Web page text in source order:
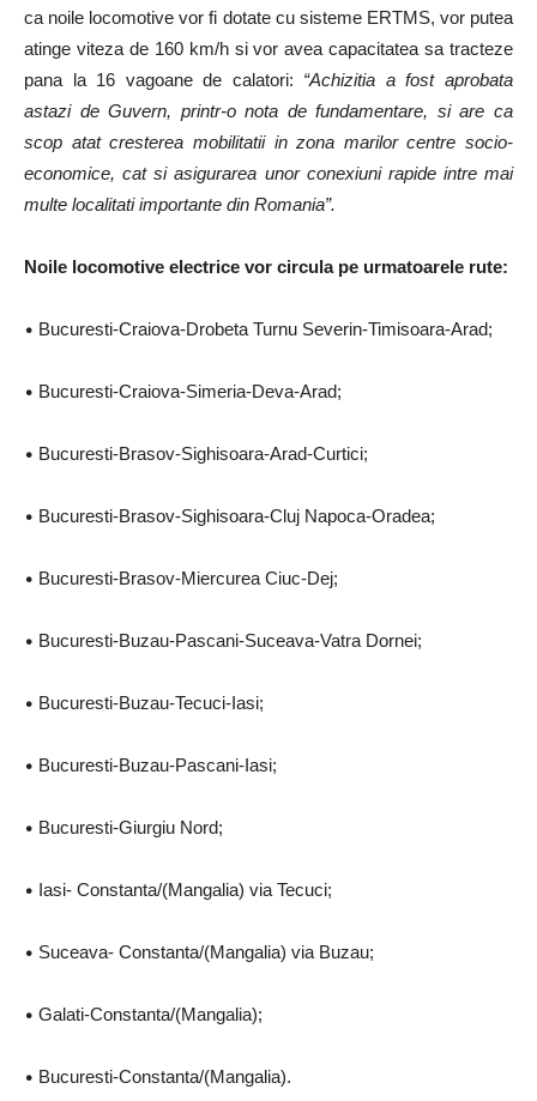
ca noile locomotive vor fi dotate cu sisteme ERTMS, vor putea
atinge viteza de 160 km/h si vor avea capacitatea sa tracteze
pana la 16 vagoane de calatori: “Achizitia a fost aprobata
astazi de Guvern, printr-o nota de fundamentare, si are ca
scop atat cresterea mobilitatii in zona marilor centre socio-
economice, cat si asigurarea unor conexiuni rapide intre mai
multe localitati importante din Romania”.
Noile locomotive electrice vor circula pe urmatoarele rute:
•⁠ ⁠ Bucuresti-Craiova-Drobeta Turnu Severin-Timisoara-Arad;
•⁠ ⁠ Bucuresti-Craiova-Simeria-Deva-Arad;
•⁠ ⁠ Bucuresti-Brasov-Sighisoara-Arad-Curtici;
•⁠ ⁠ Bucuresti-Brasov-Sighisoara-Cluj Napoca-Oradea;
•⁠ ⁠ Bucuresti-Brasov-Miercurea Ciuc-Dej;
•⁠ ⁠ Bucuresti-Buzau-Pascani-Suceava-Vatra Dornei;
•⁠ ⁠ Bucuresti-Buzau-Tecuci-Iasi;
•⁠ ⁠ Bucuresti-Buzau-Pascani-Iasi;
•⁠ ⁠ Bucuresti-Giurgiu Nord;
•⁠ ⁠ Iasi- Constanta/(Mangalia) via Tecuci;
•⁠ ⁠ Suceava- Constanta/(Mangalia) via Buzau;
•⁠ ⁠ Galati-Constanta/(Mangalia);
•⁠ ⁠ Bucuresti-Constanta/(Mangalia).